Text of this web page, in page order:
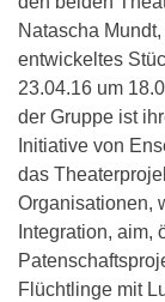
Natascha
entwickeltes
23.04.16 um
der Gruppe ist
Initiative von
das
Organisationen,
Integration,
Flüchtlinge mit